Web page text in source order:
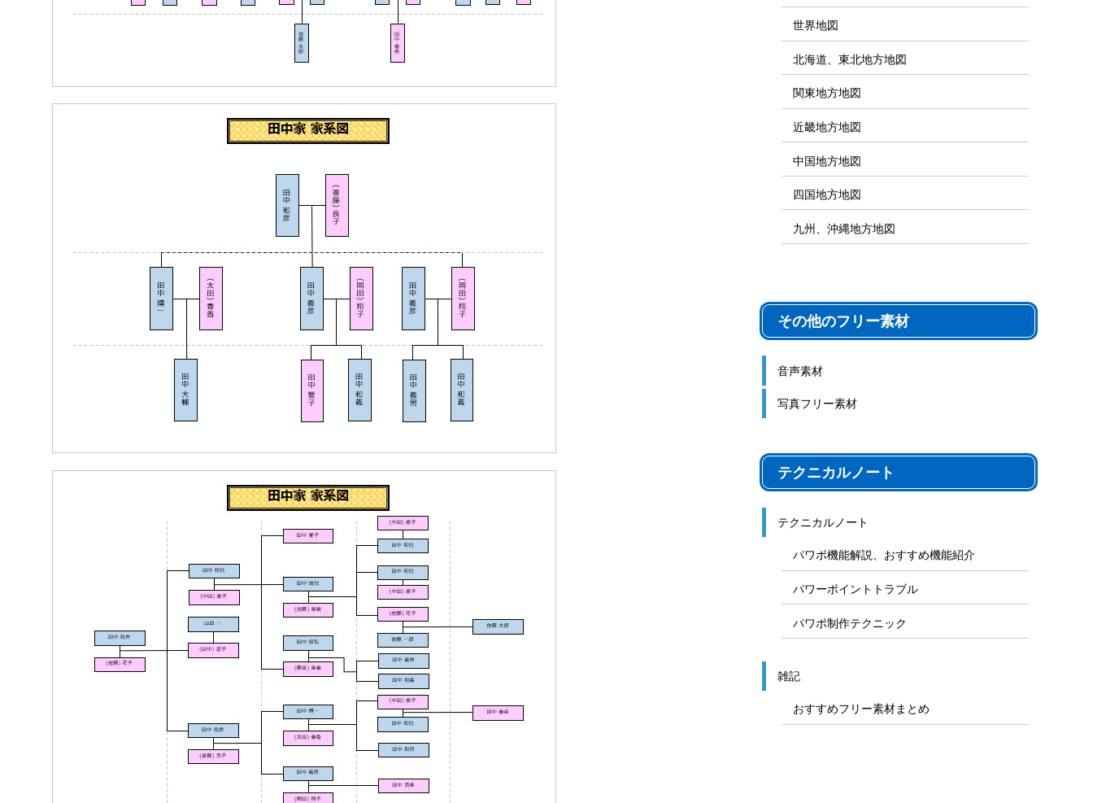
世界地図
北海道、東北地方地図
関東地方地図
近畿地方地図
中国地方地図
四国地方地図
九州、沖縄地方地図
その他のフリー素材
音声素材
写真フリー素材
テクニカルノート
テクニカルノート
パワポ機能解説、おすすめ機能紹介
パワーポイントトラブル
パワポ制作テクニック
雑記
おすすめフリー素材まとめ